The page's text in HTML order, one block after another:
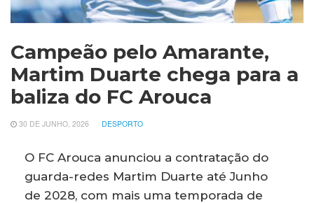
Campeão pelo Amarante,
Martim Duarte chega para a
baliza do FC Arouca
30 DE JUNHO, 2026 DESPORTO
O FC Arouca anunciou a contratação do
guarda-redes Martim Duarte até Junho
de 2028, com mais uma temporada de